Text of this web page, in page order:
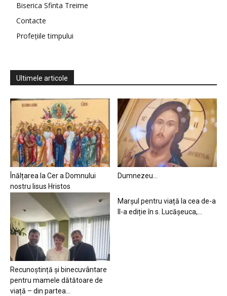
Biserica Sfinta Treime
Contacte
Profețiile timpului
Ultimele articole
Înălțarea la Cer a Domnului
nostru Iisus Hristos
Dumnezeu…
Recunoștință și binecuvântare
pentru mamele dătătoare de
viață – din partea...
Marșul pentru viață la cea de-a
II-a ediție în s. Lucășeuca,...